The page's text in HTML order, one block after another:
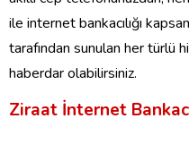
ile internet bankacılığı
tarafından sunulan her türlü
haberdar olabilirsiniz.
Ziraat İnternet